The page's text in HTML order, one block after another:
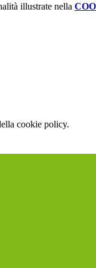
illustrate nella
cookie policy.